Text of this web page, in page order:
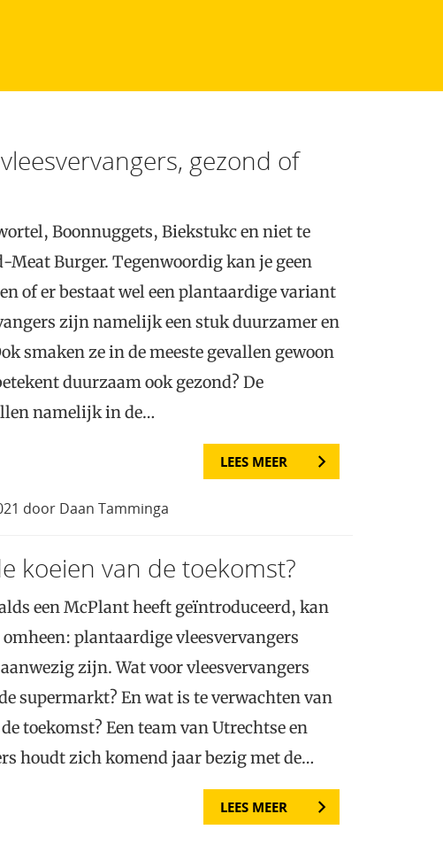
gezond of
Boonnuggets, Biekstukc en niet te
Meat Burger. Tegenwoordig kan je geen
of er bestaat wel een plantaardige variant
zijn namelijk een stuk duurzamer en
smaken ze in de meeste gevallen gewoon
duurzaam ook gezond? De
namelijk in de…
LEES MEER
door Daan Tamminga
koeien van de toekomst?
een McPlant heeft geïntroduceerd, kan
plantaardige vleesvervangers
zijn. Wat voor vleesvervangers
supermarkt? En wat is te verwachten van
toekomst? Een team van Utrechtse en
houdt zich komend jaar bezig met de…
LEES MEER